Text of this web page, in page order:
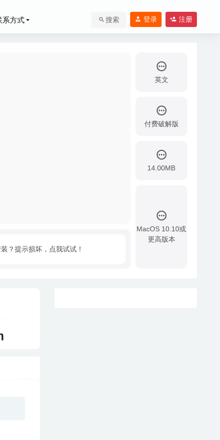
方式 搜索 登录 注册
英文
付费破解版
14.00MB
MacOS 10.10或
更高版本
？提示损坏，点我试试！